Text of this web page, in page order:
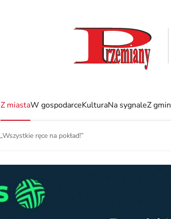
Z miastaW gospodarceKulturaNa sygnaleZ gmin
„Wszystkie ręce na pokład!”